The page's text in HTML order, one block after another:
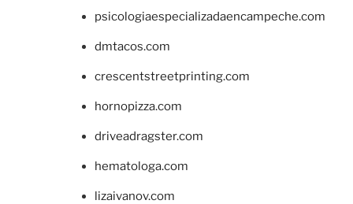
psicologiaespecializadaencampeche.com
dmtacos.com
crescentstreetprinting.com
hornopizza.com
driveadragster.com
hematologa.com
lizaivanov.com